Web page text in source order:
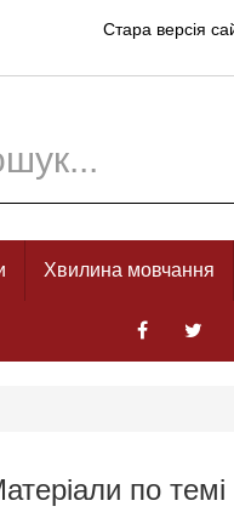
Стара версія
Хвилина мовчання
по темі